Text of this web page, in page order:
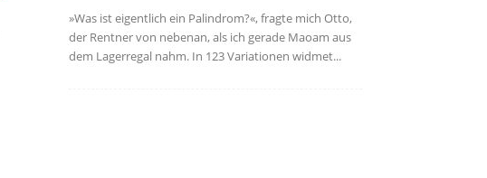
»Was ist eigentlich ein Palindrom?«, fragte mich Otto,
der Rentner von nebenan, als ich gerade Maoam aus
dem Lagerregal nahm. In 123 Variationen widmet...